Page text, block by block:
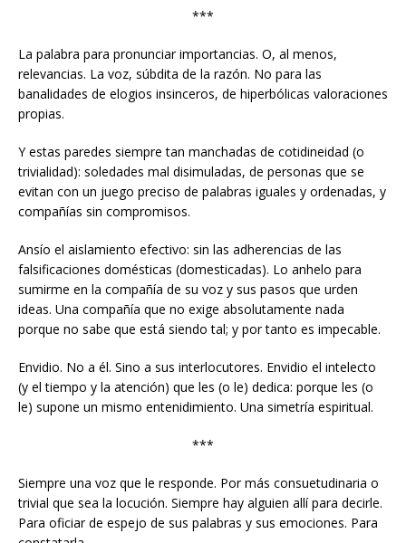
***
La palabra para pronunciar importancias. O, al menos,
relevancias. La voz, súbdita de la razón. No para las
banalidades de elogios insinceros, de hiperbólicas valoraciones
propias.
Y estas paredes siempre tan manchadas de cotidineidad (o
trivialidad): soledades mal disimuladas, de personas que se
evitan con un juego preciso de palabras iguales y ordenadas, y
compañías sin compromisos.
Ansío el aislamiento efectivo: sin las adherencias de las
falsificaciones domésticas (domesticadas). Lo anhelo para
sumirme en la compañía de su voz y sus pasos que urden
ideas. Una compañía que no exige absolutamente nada
porque no sabe que está siendo tal; y por tanto es impecable.
Envidio. No a él. Sino a sus interlocutores. Envidio el intelecto
(y el tiempo y la atención) que les (o le) dedica: porque les (o
le) supone un mismo entenidimiento. Una simetría espiritual.
***
Siempre una voz que le responde. Por más consuetudinaria o
trivial que sea la locución. Siempre hay alguien allí para decirle.
Para oficiar de espejo de sus palabras y sus emociones. Para